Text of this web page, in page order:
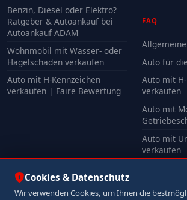
Benzin, Diesel oder Elektro?
Ratgeber & Autoankauf bei
Autoankauf ADAM
Wohnmobil mit Wasser- oder
Hagelschaden verkaufen
Auto mit H-Kennzeichen
verkaufen | Faire Bewertung
FAQ
Auto für
Auto mit
verkaufen
Auto mit
Auto mit
verkaufen
Cookies & Datenschutz
Wir verwenden Cookies, um Ihnen die